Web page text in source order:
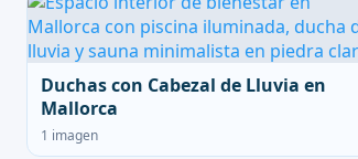
Duchas con Cabezal de Lluvia en
Mallorca
1 imagen